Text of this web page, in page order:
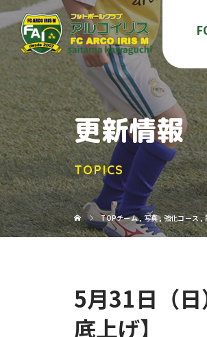
更新情報
TOPICS
TOPチーム,写真,強化コース,
5月31日（
底上げ】